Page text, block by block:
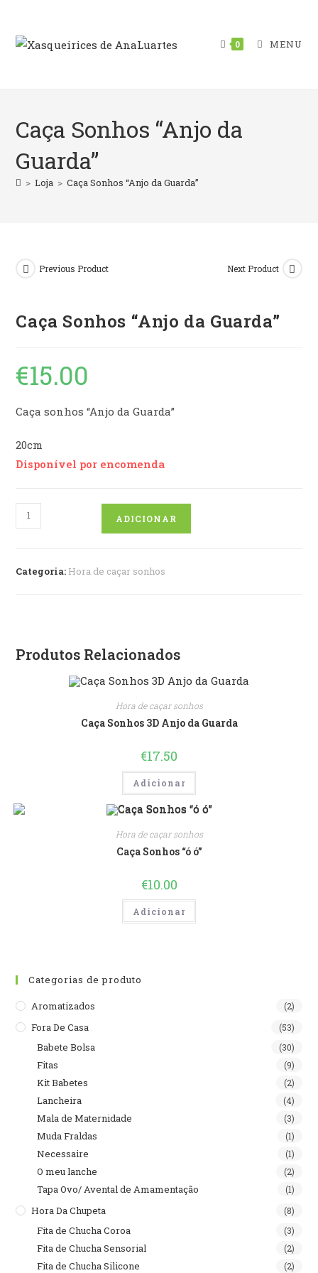
content
0 MENU
Caça Sonhos “Anjo da
Guarda”
> Loja > Caça Sonhos “Anjo da Guarda”
Previous Product Next Product
Caça Sonhos “Anjo da Guarda”
€15.00
Caça sonhos “Anjo da Guarda”
20cm
Disponível por encomenda
Quantidade
de
ADICIONAR
Categoria: Hora de caçar sonhos
Produtos Relacionados
Hora de caçar sonhos
Caça Sonhos 3D Anjo da Guarda
€17.50
Adicionar
Hora de caçar sonhos
Caça Sonhos “ó ó”
€10.00
Adicionar
Categorias de produto
Aromatizados (2)
Fora De Casa (53)
Babete Bolsa (30)
Fitas (9)
Kit Babetes (2)
Lancheira (4)
Mala de Maternidade (3)
Muda Fraldas (1)
Necessaire (1)
O meu lanche (2)
Tapa Ovo/ Avental de Amamentação (1)
Hora Da Chupeta (8)
Fita de Chucha Coroa (3)
Fita de Chucha Sensorial (2)
Fita de Chucha Silicone (2)